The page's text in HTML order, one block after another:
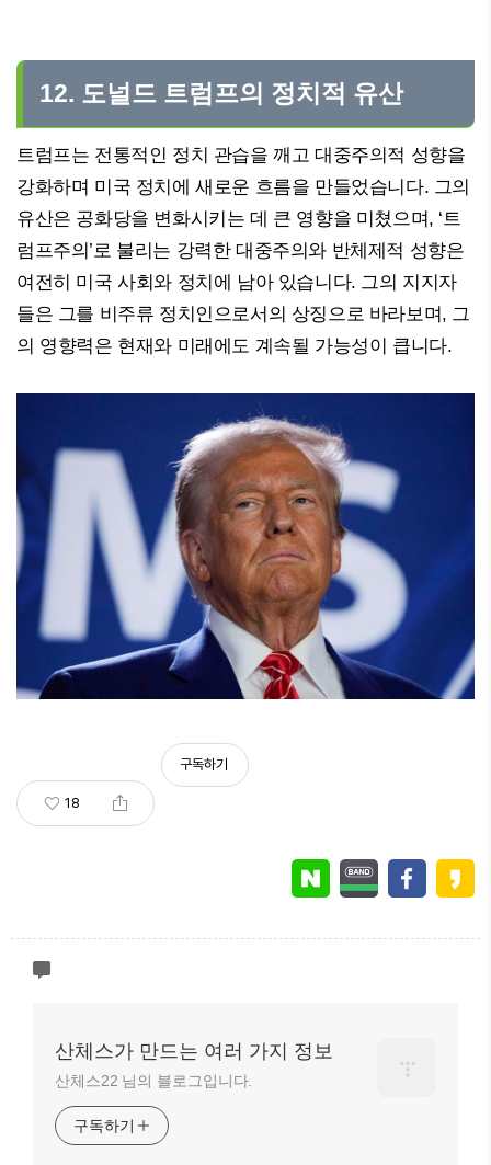
12. 도널드 트럼프의 정치적 유산
트럼프는 전통적인 정치 관습을 깨고 대중주의적 성향을
강화하며 미국 정치에 새로운 흐름을 만들었습니다. 그의
유산은 공화당을 변화시키는 데 큰 영향을 미쳤으며, ‘트
럼프주의’로 불리는 강력한 대중주의와 반체제적 성향은
여전히 미국 사회와 정치에 남아 있습니다. 그의 지지자
들은 그를 비주류 정치인으로서의 상징으로 바라보며, 그
의 영향력은 현재와 미래에도 계속될 가능성이 큽니다.
18
구독하기
산체스가 만드는 여러 가지 정보
산체스22 님의 블로그입니다.
구독하기